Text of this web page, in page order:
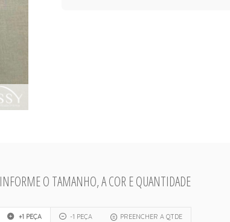
INFORME O TAMANHO, A COR E QUANTIDADE
+1 PEÇA -1 PEÇA PREENCHER A QTDE